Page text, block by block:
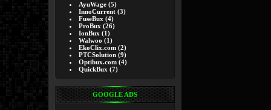
AyuWage (5)
InnoCurrent (3)
FuseBux (4)
ProBux (26)
IonBux (1)
Walwoo (1)
EkoClix.com (2)
PTCSolution (9)
Optibux.com (4)
QuickBux (7)
GOOGLE ADS